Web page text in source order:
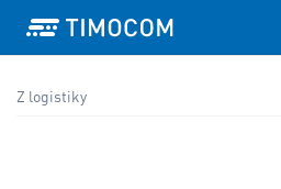
Z logistiky